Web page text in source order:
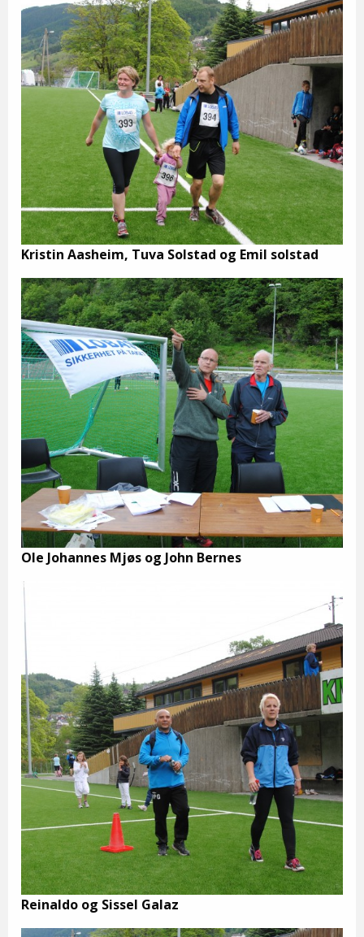
Kristin Aasheim, Tuva Solstad og Emil solstad
Ole Johannes Mjøs og John Bernes
Reinaldo og Sissel Galaz